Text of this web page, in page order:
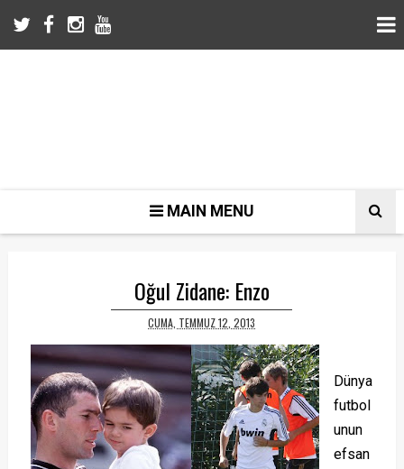
MAIN MENU
Oğul Zidane: Enzo
CUMA, TEMMUZ 12, 2013
Dünya
futbol
unun
efsan